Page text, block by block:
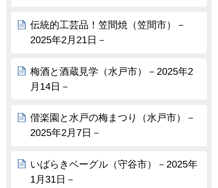
伝統的工芸品！笠間焼（笠間市）－
2025年2月21日－
梅酒と酒蔵見学（水戸市）－2025年2
月14日－
偕楽園と水戸の梅まつり（水戸市）－
2025年2月7日－
いばらきベーグル（守谷市）－2025年
1月31日－